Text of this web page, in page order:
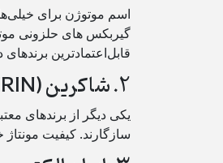
اسم موتوژن برای
گیربکس‌ های حلزونی
قابل‌اعتمادترین
۲. شاکرین (SHAKERIN)
یکی دیگر از برندهای
سازگارند. کیفیت